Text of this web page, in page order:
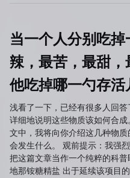
当一个人分别吃
辣，最苦，最甜，
他吃掉哪一勺存活
浅看了一下，已经有很多人回
详细地说明这些物质该如何合
文中，我将向你介绍这几种物
会发生什么。 观前提示：我强
把这篇文章当作一个纯粹的科
地那铵糖精盐 出于延续该项目